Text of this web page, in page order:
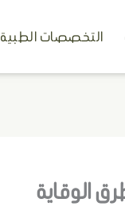
التخصصات الطبية
الوقاية